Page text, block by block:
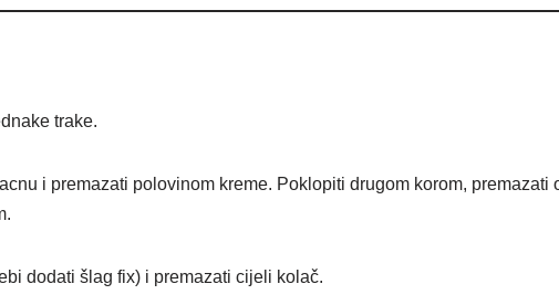
trake.
i premazati polovinom kreme. Poklopiti drugom korom, premazati
dodati šlag fix) i premazati cijeli kolač.